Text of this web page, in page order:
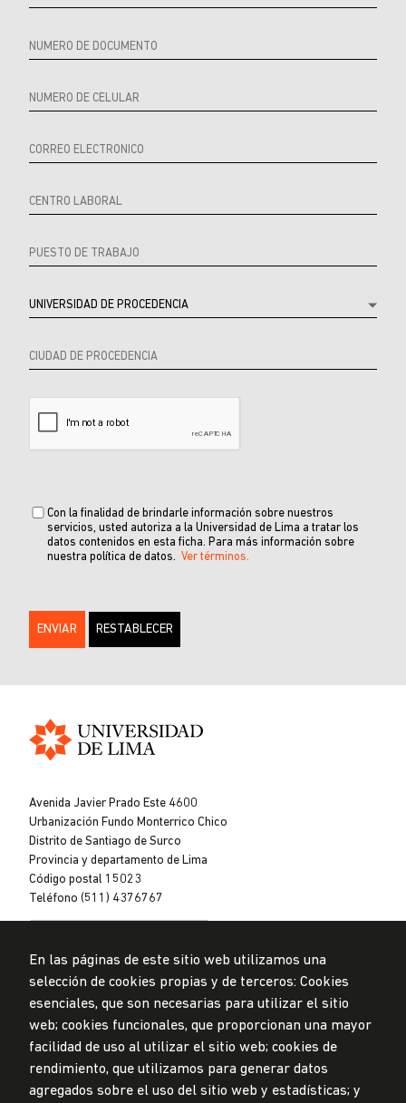
Referrer
Con la finalidad de brindarle información sobre nuestros
servicios, usted autoriza a la Universidad de Lima a tratar los
datos contenidos en esta ficha. Para más información sobre
nuestra política de datos. Ver términos.
Lima
Avenida Javier Prado Este 4600
Urbanización Fundo Monterrico Chico
Distrito de Santiago de Surco
Provincia y departamento de Lima
Código postal 15023
Teléfono (511) 4376767
Privacidad de datos personales
Mesa de partes
© Universidad de Lima, 2024
Todos los derechos reservados
En las páginas de este sitio web utilizamos una
selección de cookies propias y de terceros: Cookies
esenciales, que son necesarias para utilizar el sitio
web; cookies funcionales, que proporcionan una mayor
facilidad de uso al utilizar el sitio web; cookies de
rendimiento, que utilizamos para generar datos
agregados sobre el uso del sitio web y estadísticas; y